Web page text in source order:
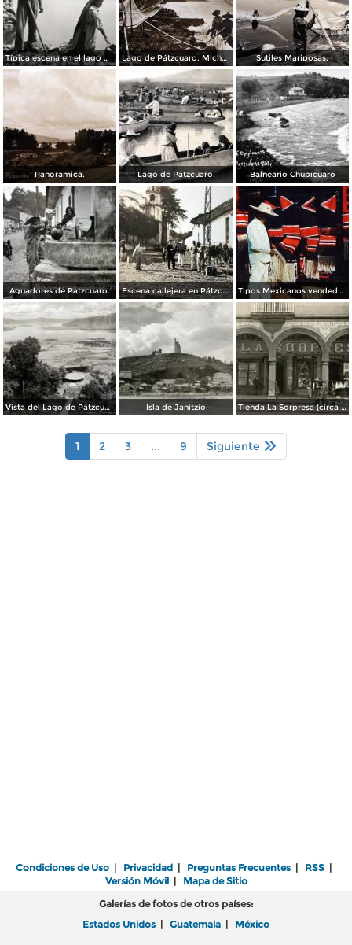
Típica escena en el lago de Pátzcuaro Lago de Pátzcuaro, Michoacán por el Fotógrafo Hugo Brehme. ( Circulada el 6 de Marzo de 1931 ). Sutiles Mariposas.
Panoramica. Lago de Patzcuaro. Balneario Chupícuaro
Aguadores de Patzcuaro. Escena callejera en Pátzcuaro, Michoacán. Tipos Mexicanos vendedor de Zarapes Pátzcuaro, Michoacán 1954.
Vista del Lago de Pátzcuaro Isla de Janitzio Tienda La Sorpresa (circa 1908)
1 2 3 ... 9 Siguiente
Condiciones de Uso | Privacidad | Preguntas Frecuentes | RSS |
Versión Móvil| Mapa de Sitio
Galerías de fotos de otros países:
Estados Unidos | Guatemala | México